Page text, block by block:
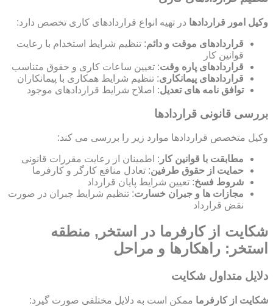
وکیل امور قراردادها در تهیه انواع قراردادهای کاری تخصص دارد:
قراردادهای موقت و دائم: تنظیم شرایط استخدام با رعایت
قوانین کار
قراردادهای پاره وقت: تعیین ساعات کاری و حقوق متناسب
قراردادهای پیمانکاری: تنظیم شرایط همکاری با پیمانکاران
توافق نامه های تعدیل: اصلاح شرایط قراردادهای موجود
بررسی قانونی قراردادها
وکیل متخصص قراردادها موارد زیر را بررسی می کند:
مطابقت با قوانین کار : اطمینان از رعایت مقررات قانونی
حمایت از حقوق طرفین: تعادل منافع کارگر و کارفرما
شروط فسخ: تعیین شرایط پایان قرارداد
مجازات ها و جبران خسارت: تنظیم شرایط جبران در صورت
نقض قرارداد
شکایت از کارفرما در استخر, منطقه
استخر: راهکارها و مراحل
دلایل متداول شکایت
شکایت از کارفرما ممکن است به دلایل مختلفی صورت گیرد: